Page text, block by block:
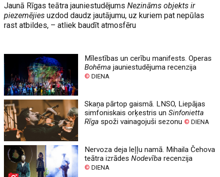
Jaunā Rīgas teātra jauniestudējumsNezināms objekts ir
piezemējies uzdod daudz jautājumu, uz kuriem pat nepūlas
rast atbildes, – atliek baudīt atmosfēru
Mīlestības un cerību manifests. Operas
Bohēma jauniestudējuma recenzija
© DIENA
Skaņa pārtop gaismā. LNSO, Liepājas
simfoniskais orķestris unSinfonietta
Rīga spoži vainagojuši sezonu© DIENA
Nervoza deja leļļu namā. Mihaila Čehova
teātra izrādesNodevība recenzija
© DIENA